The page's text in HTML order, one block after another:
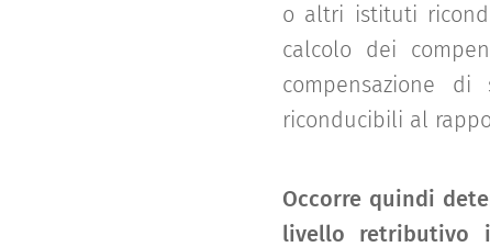
o altri istituti
calcolo dei
compensazione
riconducibili al
Occorre quindi
livello retributivo